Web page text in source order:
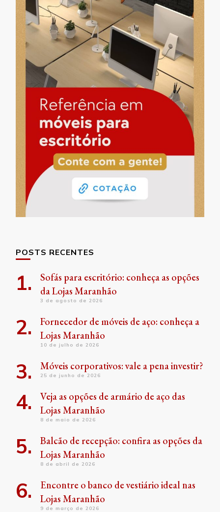
POSTS RECENTES
Sofás para escritório: conheça as opções
da Lojas Maranhão
3 de agosto de 2026
Fornecedor de móveis de aço: conheça a
Lojas Maranhão
10 de julho de 2026
Móveis corporativos: vale a pena investir?
25 de junho de 2026
Veja as opções de armário de aço das
Lojas Maranhão
8 de maio de 2026
Balcão de recepção: confira as opções da
Lojas Maranhão
8 de abril de 2026
Encontre o banco de vestiário ideal nas
Lojas Maranhão
9 de março de 2026